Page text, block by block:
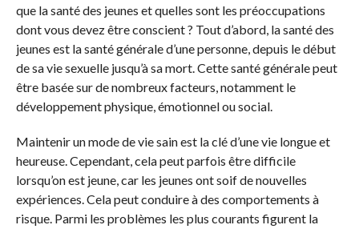
que la santé des jeunes et quelles sont les préoccupations
dont vous devez être conscient ? Tout d’abord, la santé des
jeunes est la santé générale d’une personne, depuis le début
de sa vie sexuelle jusqu’à sa mort. Cette santé générale peut
être basée sur de nombreux facteurs, notamment le
développement physique, émotionnel ou social.
Maintenir un mode de vie sain est la clé d’une vie longue et
heureuse. Cependant, cela peut parfois être difficile
lorsqu’on est jeune, car les jeunes ont soif de nouvelles
expériences. Cela peut conduire à des comportements à
risque. Parmi les problèmes les plus courants figurent la